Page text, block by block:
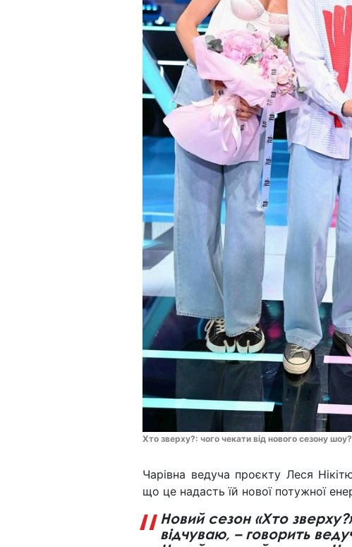
Хто зверху?: чого чекати від нового сезону
Чарівна ведуча проєкту Леся
що це надасть їй нової потужної
Новий сезон «Хто
відчуваю, – говорить